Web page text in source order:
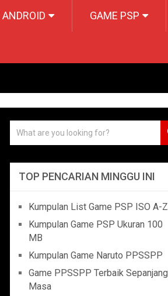
GAME PSP
TOP PENCARIAN MINGGU INI
Kumpulan List Game PSP ISO A-Z
Kumpulan Game PSP Ukuran 100
MB
Kumpulan Game Naruto PPSSPP
Game PPSSPP Terbaik Sepanjang
Masa